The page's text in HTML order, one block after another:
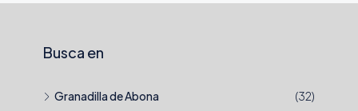
Busca en
Granadilla de Abona
(32)